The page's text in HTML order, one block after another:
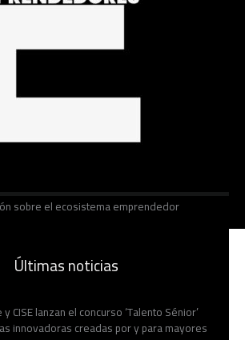
sobre el ecosistema emprendedor
Últimas noticias
CISE lanzan el concurso ‘Talento Sénior’
innovadoras creadas por y para mayores